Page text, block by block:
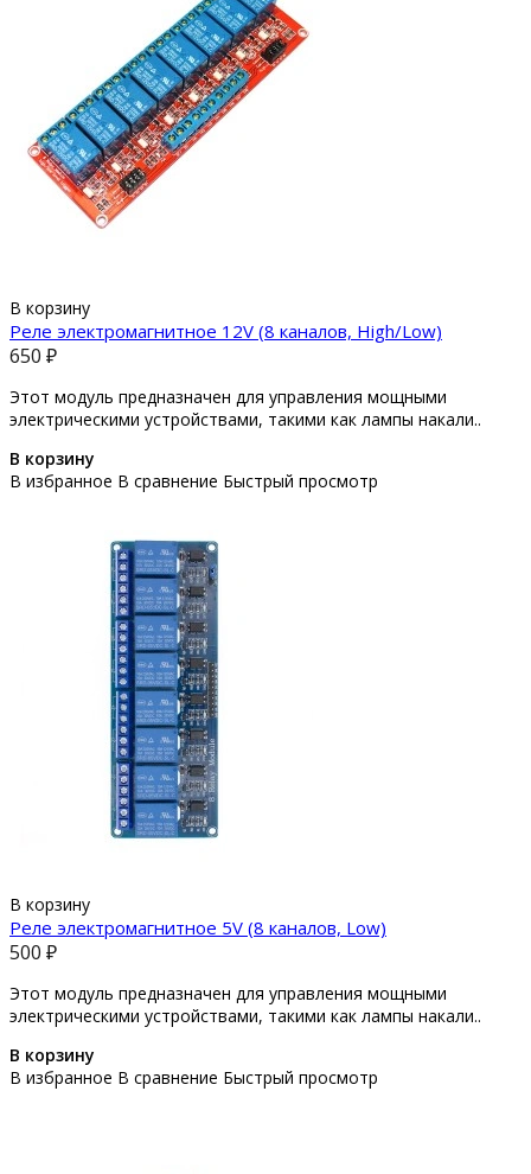
В корзину
Реле электромагнитное 12V (8 каналов, High/Low)
650 ₽
Этот модуль предназначен для управления мощными
электрическими устройствами, такими как лампы накали..
В корзину
В избранное В сравнение Быстрый просмотр
В корзину
Реле электромагнитное 5V (8 каналов, Low)
500 ₽
Этот модуль предназначен для управления мощными
электрическими устройствами, такими как лампы накали..
В корзину
В избранное В сравнение Быстрый просмотр